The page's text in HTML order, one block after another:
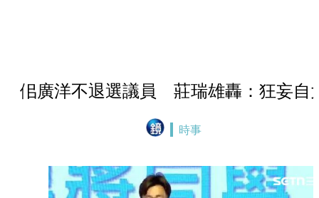
佀廣洋不退選議員 莊瑞雄轟：狂妄自
時事